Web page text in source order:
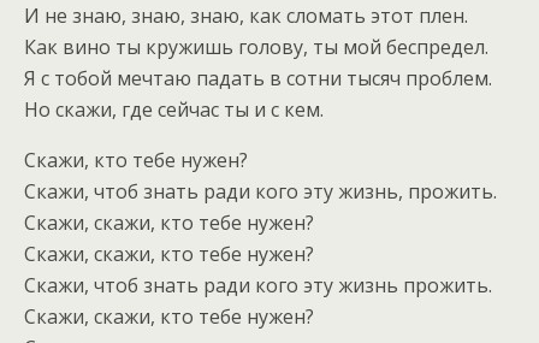
И не знаю, знаю, знаю, как сломать этот плен.
Как вино ты кружишь голову, ты мой беспредел.
Я с тобой мечтаю падать в сотни тысяч проблем.
Но скажи, где сейчас ты и с кем.
Скажи, кто тебе нужен?
Скажи, чтоб знать ради кого эту жизнь, прожить.
Скажи, скажи, кто тебе нужен?
Скажи, скажи, кто тебе нужен?
Скажи, чтоб знать ради кого эту жизнь прожить.
Скажи, скажи, кто тебе нужен?